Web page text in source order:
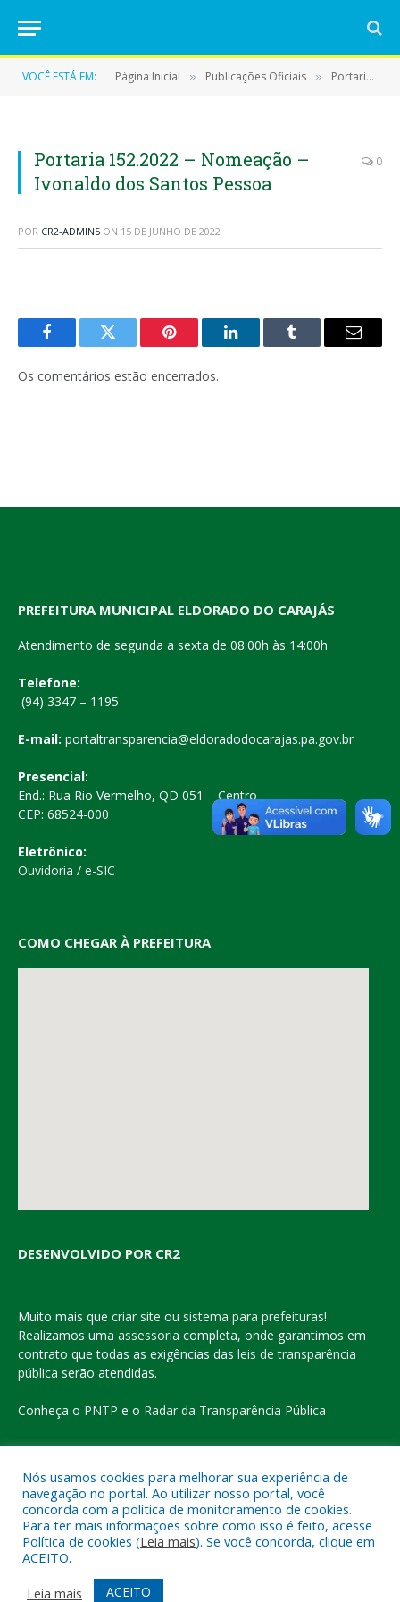
VOCÊ ESTÁ EM: Página Inicial » Publicações Oficiais » Portarias
Portaria 152.2022 – Nomeação –
Ivonaldo dos Santos Pessoa
0
POR CR2-ADMIN5 ON 15 DE JUNHO DE 2022
FacebookTwitter Pinterest LinkedInTumblr
E-
Os comentários estão encerrados.
PREFEITURA MUNICIPAL ELDORADO DO CARAJÁS
Atendimento de segunda a sexta de 08:00h às 14:00h
Telefone:
(94) 3347 – 1195
E-mail: portaltransparencia@eldoradodocarajas.pa.gov.br
Presencial:
End.: Rua Rio Vermelho, QD 051 – Centro
CEP: 68524-000
Eletrônico:
Ouvidoria / e-SIC
COMO CHEGAR À PREFEITURA
DESENVOLVIDO POR CR2
Muito mais que criar site ou sistema para prefeituras!
Realizamos uma assessoria completa, onde garantimos em
contrato que todas as exigências das leis de transparência
pública serão atendidas.
Conheça o PNTP e o Radar da Transparência Pública
Todos os direitos reservados a Prefeitura Municipal de Eldorado
do Carajás
Mapa do Site
Acessar o Webmail
Nós usamos cookies para melhorar sua experiência de
navegação no portal. Ao utilizar nosso portal, você
concorda com a política de monitoramento de cookies.
Para ter mais informações sobre como isso é feito, acesse
Política de cookies (Leia mais). Se você concorda, clique em
ACEITO.
Leia mais
ACEITO